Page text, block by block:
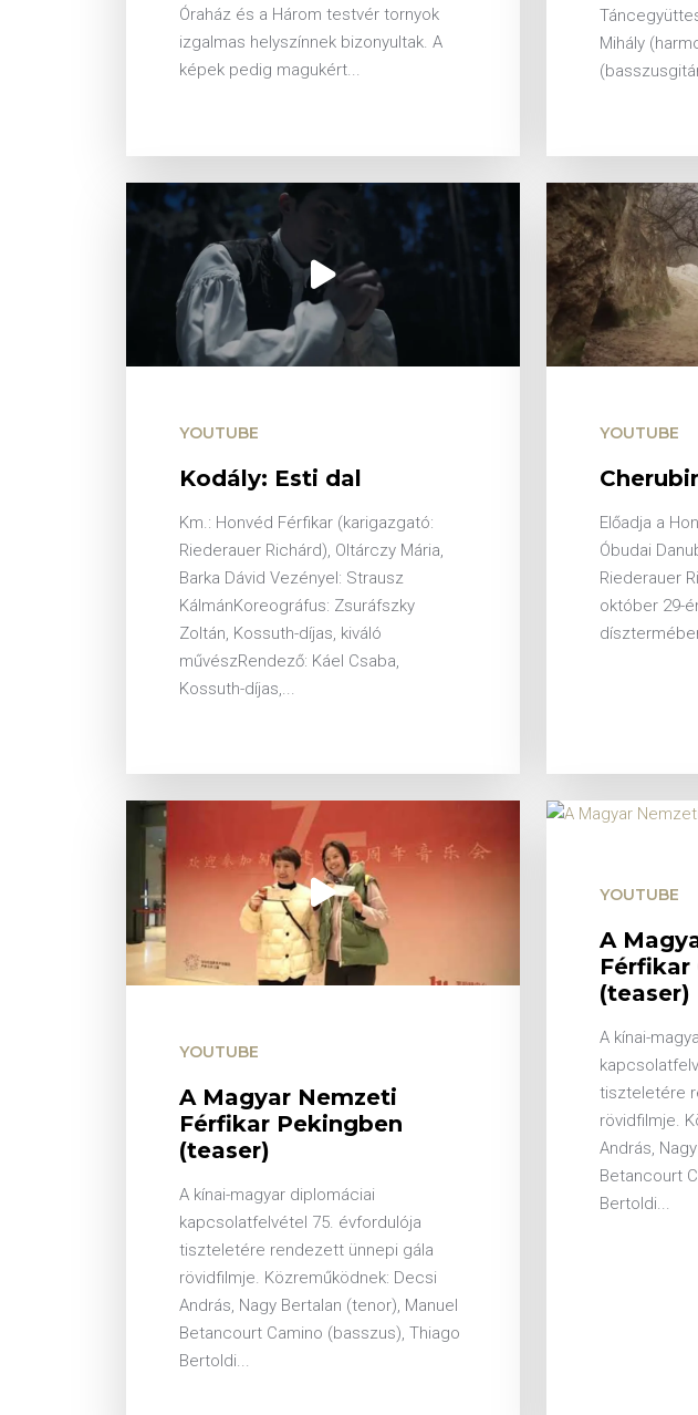
Óraház és a Három testvér tornyok
izgalmas helyszínnek bizonyultak. A
képek pedig magukért...
Mihály
YOUTUBE
Kodály: Esti dal
Km.: Honvéd Férfikar (karigazgató:
Riederauer Richárd), Oltárczy Mária,
Barka Dávid Vezényel: Strausz
KálmánKoreográfus: Zsuráfszky
Zoltán, Kossuth-díjas, kiváló
művészRendező: Káel Csaba,
Kossuth-díjas,...
YOUTUBE
Előadja a
Óbudai
Riederauer
október 29-
YOUTUBE
A Magyar Nemzeti
Férfikar Pekingben
(teaser)
A kínai-magyar diplomáciai
kapcsolatfelvétel 75. évfordulója
tiszteletére rendezett ünnepi gála
rövidfilmje. Közreműködnek: Decsi
András, Nagy Bertalan (tenor), Manuel
Betancourt Camino (basszus), Thiago
Bertoldi...
YOUTUBE
A
Férfikar
(teaser)
A kínai-
tiszteletére
rövidfilmje.
András,
Betancourt
Bertoldi...